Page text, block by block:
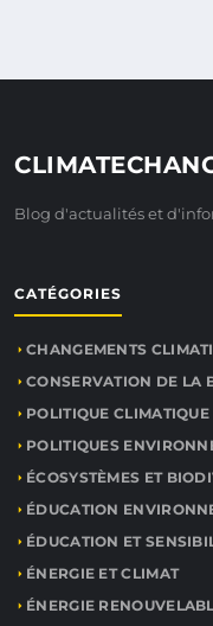
Blog d'actualités et
CATÉGORIES
CHANGEMENTS
CONSERVATION DE LA
POLITIQUE CLIMATIQUE
POLITIQUES
ÉCOSYSTÈMES ET
ÉDUCATION
ÉDUCATION ET
ÉNERGIE ET CLIMAT
ÉNERGIE